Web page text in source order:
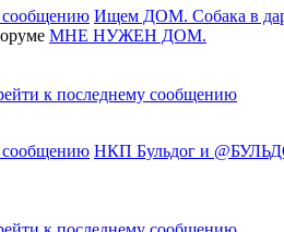
сообщению Ищем ДОМ. Собака в
МНЕ НУЖЕН ДОМ.
к последнему сообщению
сообщению НКП Бульдог и